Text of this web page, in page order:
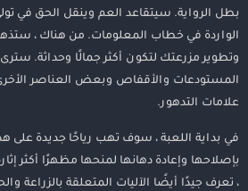
بطل الرواية. سيتقاعد العم وينقل الحق في
الواردة في خطاب المعلومات. من هناك ، ستذهب
وتطوير مزرعتك لتكون أكثر جمالًا وحداثة.
المستودعات والأقفاص وبعض العناصر
علامات التدهور.
في بداية اللعبة ، سوف تهب رياحًا جديدة على
بإصلاحها وإعادة دهانها لمنحها مظهرًا أكثر
، تعرف جيدًا أيضًا الآليات المتعلقة بالزراعة